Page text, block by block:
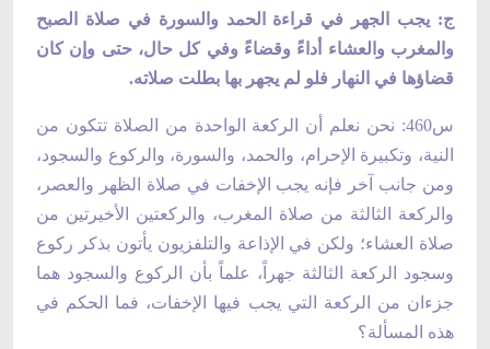
ج: يجب الجهر في قراءة الحمد والسورة في صلاة الصبح
والمغرب والعشاء أداءً وقضاءً وفي كل حال، حتى وإن كان
قضاؤها في النهار فلو لم يجهر بها بطلت صلاته.
س460: نحن نعلم أن الركعة الواحدة من الصلاة تتكون من
النية، وتكبيرة الإحرام، والحمد، والسورة، والركوع والسجود،
ومن جانب آخر فإنه يجب الإخفات في صلاة الظهر والعصر،
والركعة الثالثة من صلاة المغرب، والركعتين الأخيرتين من
صلاة العشاء؛ ولكن في الإذاعة والتلفزيون يأتون بذكر ركوع
وسجود الركعة الثالثة جهراً، علماً بأن الركوع والسجود هما
جزءان من الركعة التي يجب فيها الإخفات، فما الحكم في
هذه المسألة؟